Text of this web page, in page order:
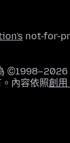
not-for-
©1998–2026
內容依照創用